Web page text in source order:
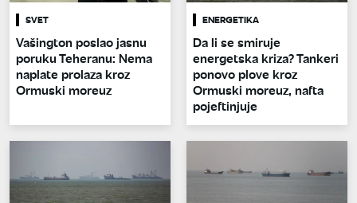
SVET
Vašington poslao jasnu
poruku Teheranu: Nema
naplate prolaza kroz
Ormuski moreuz
ENERGETIKA
Da li se smiruje
energetska kriza? Tankeri
ponovo plove kroz
Ormuski moreuz, nafta
pojeftinjuje